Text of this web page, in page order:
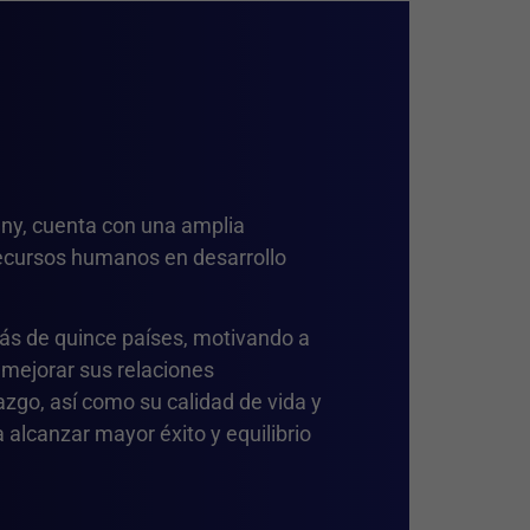
cuenta con una amplia
humanos en desarrollo
de quince países, motivando a
sus relaciones
así como su calidad de vida y
mayor éxito y equilibrio